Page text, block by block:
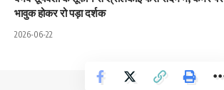
भावुक होकर रो पड़ा दर्शक
2026-06-22